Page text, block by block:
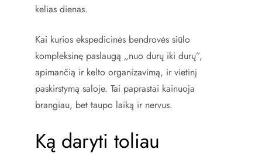
kelias dienas.
Kai kurios ekspedicinės bendrovės siūlo
kompleksinę paslaugą „nuo durų iki durų”,
apimančią ir kelto organizavimą, ir vietinį
paskirstymą saloje. Tai paprastai kainuoja
brangiau, bet taupo laiką ir nervus.
Ką daryti toliau